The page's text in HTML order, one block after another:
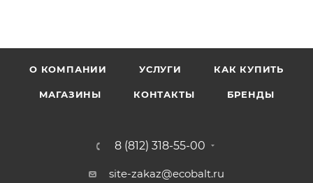
О КОМПАНИИ УСЛУГИ КАК КУПИТЬ
МАГАЗИНЫ КОНТАКТЫ БРЕНДЫ
8 (812) 318-55-00
site-zakaz@ecobalt.ru